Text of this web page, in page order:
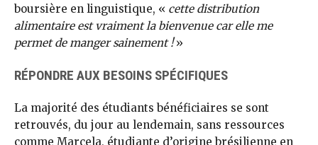
boursière en linguistique, « cette distribution
alimentaire est vraiment la bienvenue car elle me
permet de manger sainement !»
RÉPONDRE AUX BESOINS SPÉCIFIQUES
La majorité des étudiants bénéficiaires se sont
retrouvés, du jour au lendemain, sans ressources
comme Marcela, étudiante d’origine brésilienne en